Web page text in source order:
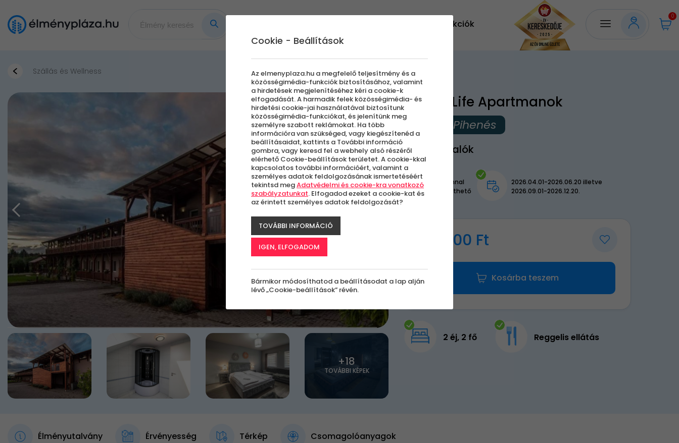
Akciók
0
Szállás és Wellness
+18
TOVÁBBI KÉPEK
Sweet-Life Apartmanok
Frissítő Pihenés
Egerszalók
Azonnal
letölthető
2026.04.01-2026.06.20 illetve
2026.09.01-2026.12.20.
45 000 Ft
Kosárba teszem
2 éj, 2 fő Reggelis ellátás
Élményutalvány Érvényesség Térkép Csomagolóanyagok
Cookie - Beállítások
Az elmenyplaza.hu a megfelelő teljesítmény és a
közösségimédia-funkciók biztosításához, valamint
a hirdetések megjelenítéséhez kéri a cookie-k
elfogadását. A harmadik felek közösségimédia- és
hirdetési cookie-jai használatával biztosítunk
közösségimédia-funkciókat, és jelenítünk meg
személyre szabott reklámokat. Ha több
információra van szükséged, vagy kiegészítenéd a
beállításaidat, kattints a További információ
gombra, vagy keresd fel a webhely alsó részéről
elérhető Cookie-beállítások területet. A cookie-kkal
kapcsolatos további információért, valamint a
személyes adatok feldolgozásának ismertetéséért
tekintsd megAdatvédelmi és cookie-kra vonatkozó
szabályzatunkat. Elfogadod ezeket a cookie-kat és
az érintett személyes adatok feldolgozását?
TOVÁBBI INFORMÁCIÓ
IGEN, ELFOGADOM
Bármikor módosíthatod a beállításodat a lap alján
lévő „Cookie-beállítások” révén.